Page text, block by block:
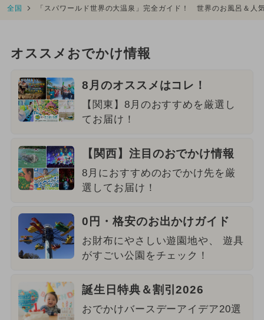
全国 「スパワールド世界の大温泉」完全ガイド！ 世界のお風呂＆人
オススメおでかけ情報
8月のオススメはコレ！
【関東】8月のおすすめを厳選し
てお届け！
【関西】注目のおでかけ情報
8月におすすめのおでかけ先を厳
選してお届け！
0円・格安のお出かけガイド
お財布にやさしい遊園地や、 遊具
がすごい公園をチェック！
誕生日特典＆割引2026
おでかけバースデーアイデア20選